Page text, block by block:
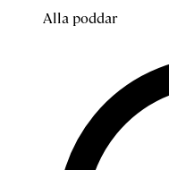
Alla poddar